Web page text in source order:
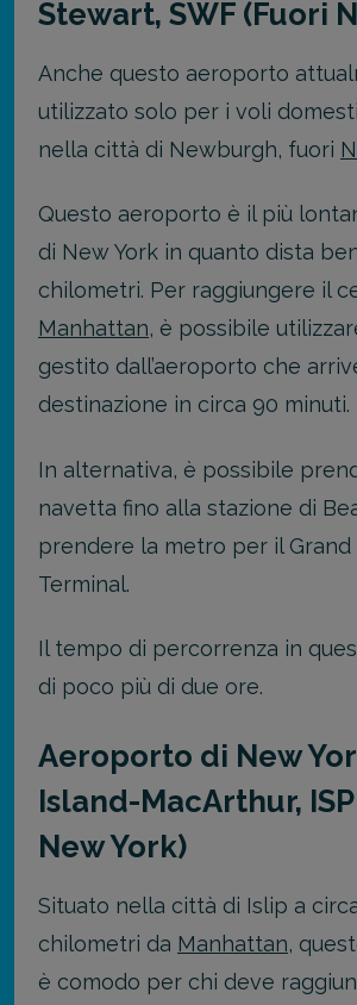
Stewart, SWF (Fuori
Anche questo aeroporto
utilizzato solo per i voli
nella città di Newburgh, fuori
Questo aeroporto è il più
di New York in quanto dista
chilometri. Per raggiungere il
Manhattan, è possibile
gestito dall’aeroporto che
destinazione in circa 90 minuti.
In alternativa, è possibile
navetta fino alla stazione di
prendere la metro per il Grand
Terminal.
Il tempo di percorrenza in
di poco più di due ore.
Aeroporto di New
Island-MacArthur,
New York)
Situato nella città di Islip a
chilometri da Manhattan,
è comodo per chi deve